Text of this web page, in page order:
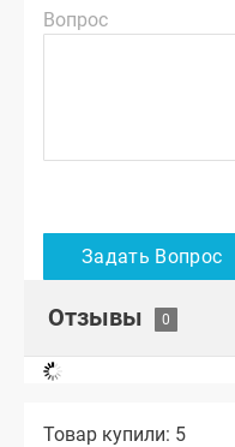
Вопрос
Отзывы
Товар купили: 5